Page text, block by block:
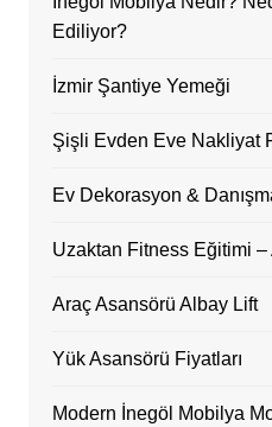
Ediliyor?
İzmir Şantiye Yemeği
Şişli Evden Eve Nakliyat
Ev Dekorasyon &
Uzaktan Fitness Eğitimi –
Araç Asansörü Albay Lift
Yük Asansörü Fiyatları
Modern İnegöl Mobilya